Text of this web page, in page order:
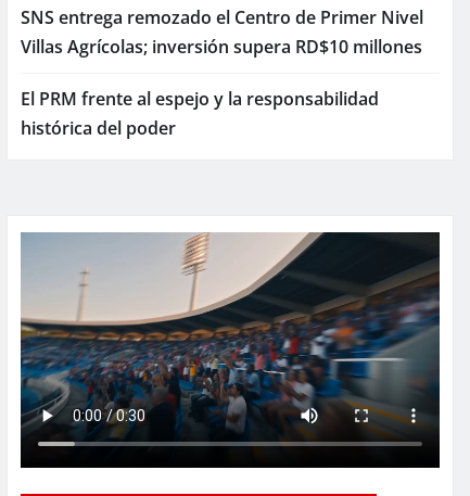
SNS entrega remozado el Centro de Primer Nivel
Villas Agrícolas; inversión supera RD$10 millones
El PRM frente al espejo y la responsabilidad
histórica del poder